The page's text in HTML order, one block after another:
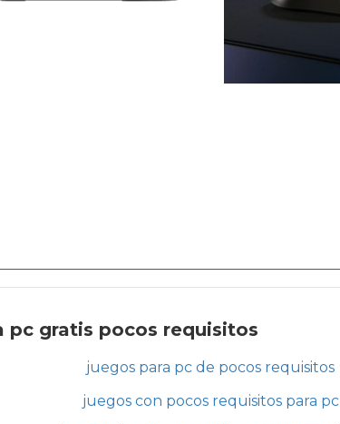
pc gratis pocos requisitos
juegos para pc de pocos requisitos
juegos con pocos requisitos para pc